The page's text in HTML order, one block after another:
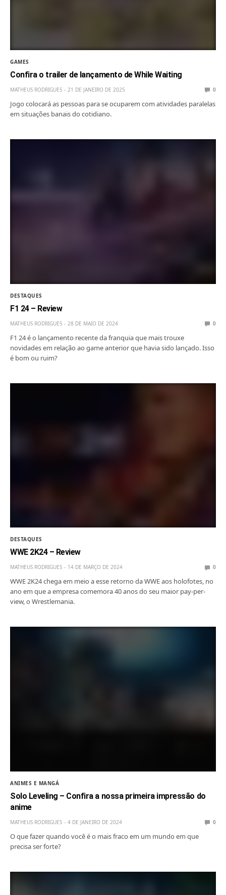
GAMES
Confira o trailer de lançamento de While Waiting
MATHEUS RODRIGUES 21 DE JANEIRO DE 2025 0
Jogo colocará as pessoas para se ocuparem com atividades paralelas
em situações banais do cotidiano.
DESTAQUES
F1 24 – Review
MATHEUS RODRIGUES 28 DE MAIO DE 2024 0
F1 24 é o lançamento recente da franquia que mais trouxe
novidades em relação ao game anterior que havia sido lançado. Isso
é bom ou ruim?
DESTAQUES
WWE 2K24 – Review
MATHEUS RODRIGUES 14 DE MARÇO DE 2024 0
WWE 2K24 chega em meio a esse retorno da WWE aos holofotes, no
ano em que a empresa comemora 40 anos do seu maior pay-per-
view, o Wrestlemania.
ANIMES E MANGÁ
Solo Leveling – Confira a nossa primeira impressão do
anime
MATHEUS RODRIGUES 4 DE JANEIRO DE 2024 0
O que fazer quando você é o mais fraco em um mundo em que
precisa ser forte?